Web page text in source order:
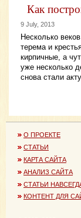
Как
9 July, 2013
Несколько
терема и
кирпичные, а
уже несколько
снова стали
О ПРОЕКТЕ
СТАТЬИ
КАРТА САЙТА
АНАЛИЗ САЙТА
СТАТЬИ
КОНТЕНТ ДЛЯ